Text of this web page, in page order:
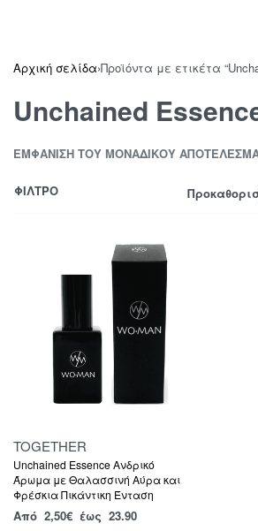
Αρχική σελίδα›Προϊόντα με ετικέτα
Unchained
ΕΜΦΆΝΙΣΗ ΤΟΥ ΜΟΝΑΔΙΚΟΎ
ΦΙΛΤΡΟ
TOGETHER
Unchained Essence Ανδρικό
Άρωμα με Θαλασσινή Αύρα και
Φρέσκια Πικάντικη Ένταση
Από 2,50€ έως 23.90